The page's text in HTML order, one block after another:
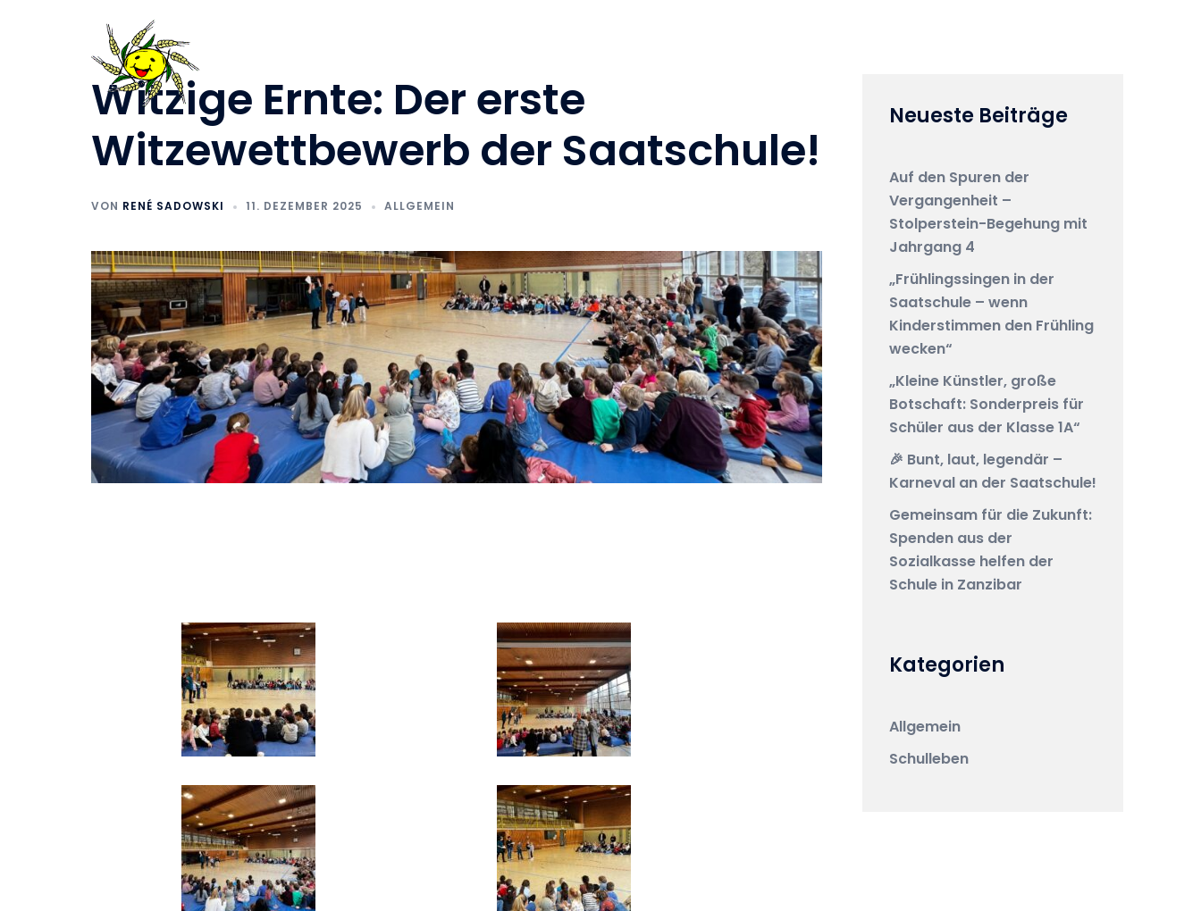
Witzige Ernte: Der erste
Witzewettbewerb der Saatschule!
VON RENÉ SADOWSKI 11. DEZEMBER 2025 ALLGEMEIN
Neueste Beiträge
Auf den Spuren der
Vergangenheit –
Stolperstein-Begehung mit
Jahrgang 4
„Frühlingssingen in der
Saatschule – wenn
Kinderstimmen den Frühling
wecken“
„Kleine Künstler, große
Botschaft: Sonderpreis für
Schüler aus der Klasse 1A“
🎉 Bunt, laut, legendär –
Karneval an der Saatschule!
Gemeinsam für die Zukunft:
Spenden aus der
Sozialkasse helfen der
Schule in Zanzibar
Kategorien
Allgemein
Schulleben